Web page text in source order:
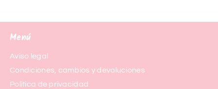
Menú
Aviso legal
Condiciones, cambios y devoluciones
Política de privacidad